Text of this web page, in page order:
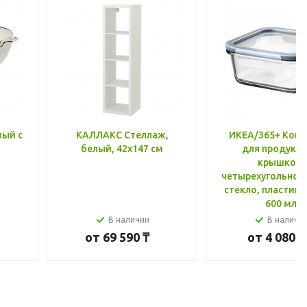
с
КАЛЛАКС Стеллаж,
белый, 42x147 см
В наличии
от 69 590 ₸
ИКЕА/365+
для
крышкой,
стекло, пластик
600 мл
В
от 4 080 ₸